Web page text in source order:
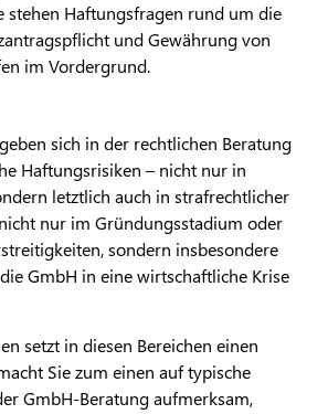
stehen Haftungsfragen rund um die
und Gewährung von
im Vordergrund.
sich in der rechtlichen Beratung
Haftungsrisiken – nicht nur in
letztlich auch in strafrechtlicher
nur im Gründungsstadium oder
sondern insbesondere
GmbH in eine wirtschaftliche Krise
setzt in diesen Bereichen einen
Sie zum einen auf typische
GmbH-Beratung aufmerksam,